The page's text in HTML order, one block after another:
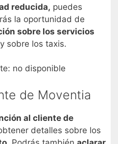
reducida, puedes
la oportunidad de
sobre los servicios
y sobre los taxis.
no disponible
de Moventia
al cliente de
detalles sobre los